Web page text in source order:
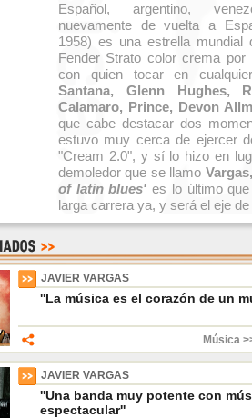
Español, argentino,
nuevamente de vuelta a
1958) es una estrella mundial
Fender Strato color crema
con quien tocar en
Santana, Glenn Hughes,
Calamaro, Prince, Devon
que cabe destacar dos
estuvo muy cerca de ejercer
"Cream 2.0", y sí lo hizo en
demoledor que se llamo
of latin blues' es lo último
larga carrera ya, y será el eje
JAVIER VARGAS
''La música es el corazón de un
Música
JAVIER VARGAS
''Una banda muy potente con
espectacular''